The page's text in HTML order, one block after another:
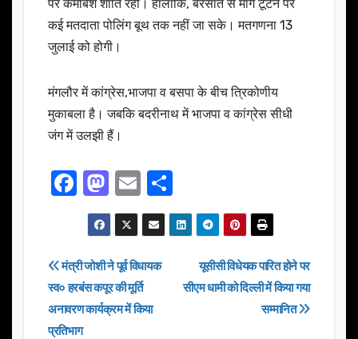
पर कमोबेश शांति रही। हालांकि, बरसात से मार्ग टूटने पर
कई मतदाता पोलिंग बूथ तक नहीं जा सके। मतगणना 13
जुलाई को होगी।
मंगलौर में कांग्रेस,भाजपा व बसपा के बीच त्रिकोणीय
मुकाबला है। जबकि बदरीनाथ में भाजपा व कांग्रेस सीधी
जंग में उलझी हैं।
F
a
c
e
b
o
M
a
st
o
d
o
E
m
ail
h
ar
Post
navigation
यूसीसी विधेयक पारित होने पर
सीएम धामी को दिल्ली में किया गया
सम्मानित
मंत्री जोशी ने पूर्व विधायक
स्व० हरबंस कपूर की मूर्ति
अनावरण कार्यक्रम में किया
प्रतिभाग